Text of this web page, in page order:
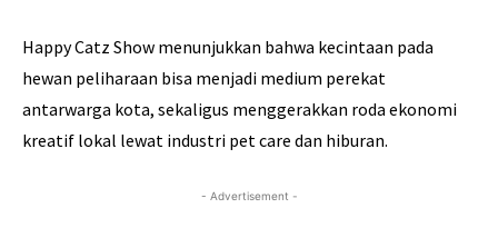
Happy Catz Show menunjukkan bahwa kecintaan pada
hewan peliharaan bisa menjadi medium perekat
antarwarga kota, sekaligus menggerakkan roda ekonomi
kreatif lokal lewat industri pet care dan hiburan.
- Advertisement -